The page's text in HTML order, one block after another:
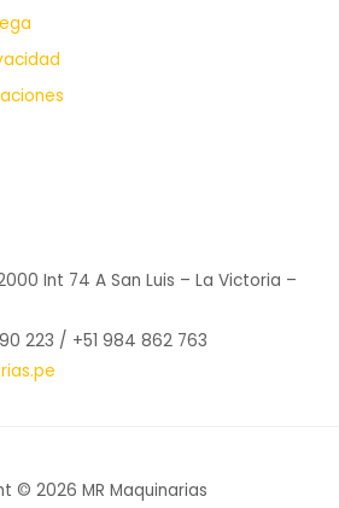
Int 74 A San Luis – La Victoria –
223 / +51 984 862 763
© 2026 MR Maquinarias